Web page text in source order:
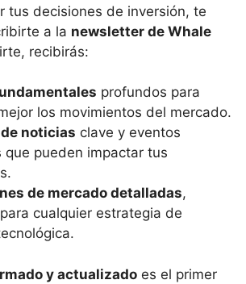
tus decisiones de inversión, te
a la newsletter de Whale
recibirás:
profundos para
los movimientos del mercado.
noticias clave y eventos
que pueden impactar tus
de mercado detalladas,
cualquier estrategia de
y actualizado es el primer